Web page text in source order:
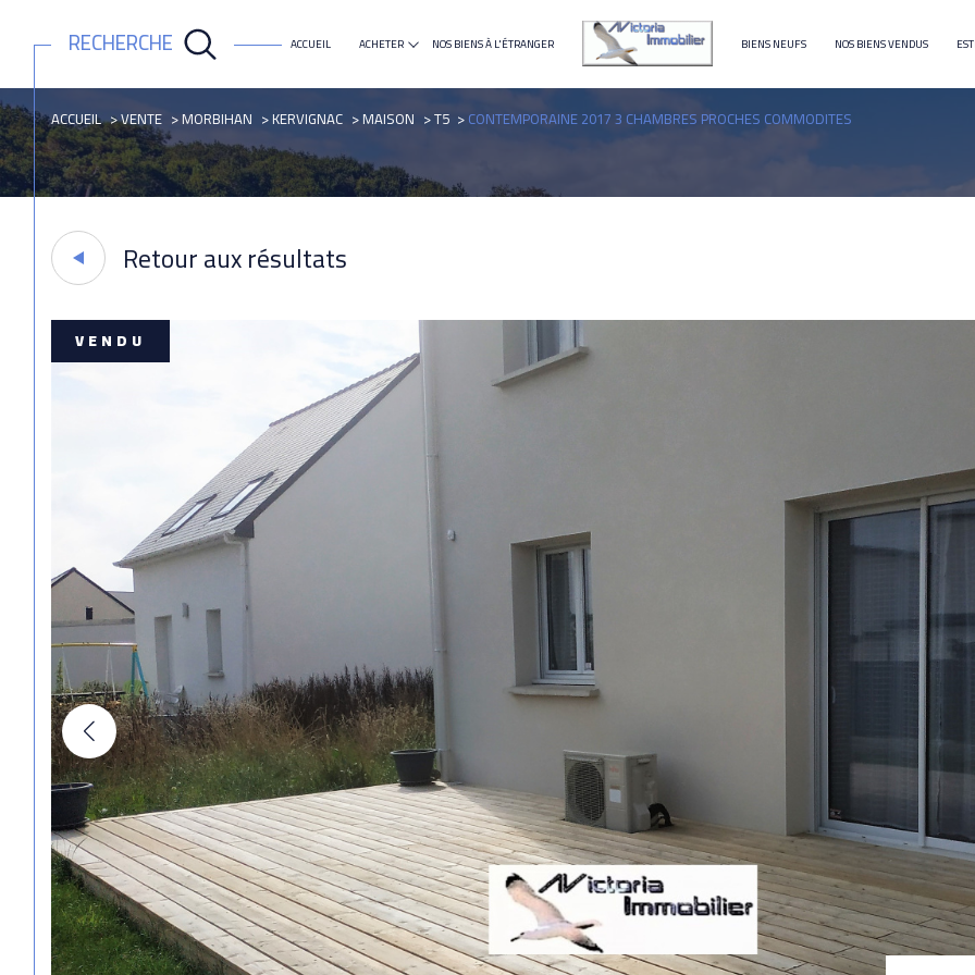
ACCUEIL ACHETER
maison appartement terrain immeuble
NOS BIENS À L'ÉTRANGER BIENS NEUFS NOS BIENS VENDUS
RECHERCHE
ACCUEIL VENTE MORBIHAN KERVIGNAC MAISON T5 CONTEMPORAINE 2017 3 CHAMBRES PROCHES COMMODITES
Retour aux résultats
VENDU